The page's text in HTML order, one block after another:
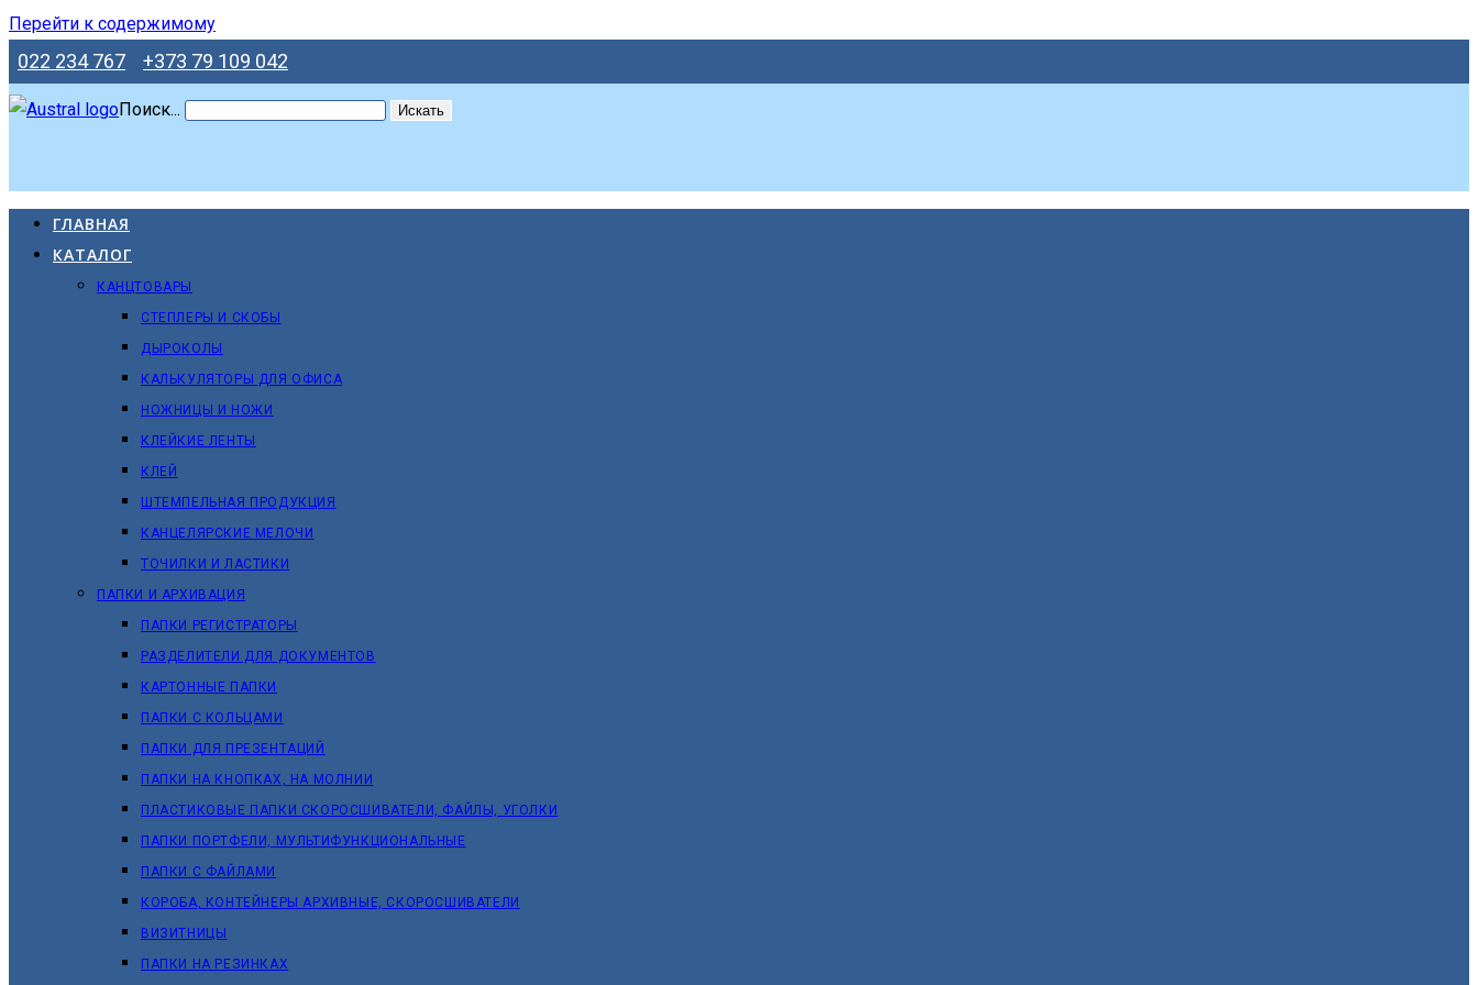
Перейти к содержимому
022 234 767 +373 79 109 042
Поиск... Искать
ГЛАВНАЯ
КАТАЛОГ
КАНЦТОВАРЫ
СТЕПЛЕРЫ И СКОБЫ
ДЫРОКОЛЫ
КАЛЬКУЛЯТОРЫ ДЛЯ ОФИСА
НОЖНИЦЫ И НОЖИ
КЛЕЙКИЕ ЛЕНТЫ
КЛЕЙ
ШТЕМПЕЛЬНАЯ ПРОДУКЦИЯ
КАНЦЕЛЯРСКИЕ МЕЛОЧИ
ТОЧИЛКИ И ЛАСТИКИ
ПАПКИ И АРХИВАЦИЯ
ПАПКИ РЕГИСТРАТОРЫ
РАЗДЕЛИТЕЛИ ДЛЯ ДОКУМЕНТОВ
КАРТОННЫЕ ПАПКИ
ПАПКИ С КОЛЬЦАМИ
ПАПКИ ДЛЯ ПРЕЗЕНТАЦИЙ
ПАПКИ НА КНОПКАХ, НА МОЛНИИ
ПЛАСТИКОВЫЕ ПАПКИ СКОРОСШИВАТЕЛИ, ФАЙЛЫ, УГОЛКИ
ПАПКИ ПОРТФЕЛИ, МУЛЬТИФУНКЦИОНАЛЬНЫЕ
ПАПКИ С ФАЙЛАМИ
КОРОБА, КОНТЕЙНЕРЫ АРХИВНЫЕ, СКОРОСШИВАТЕЛИ
ВИЗИТНИЦЫ
ПАПКИ НА РЕЗИНКАХ